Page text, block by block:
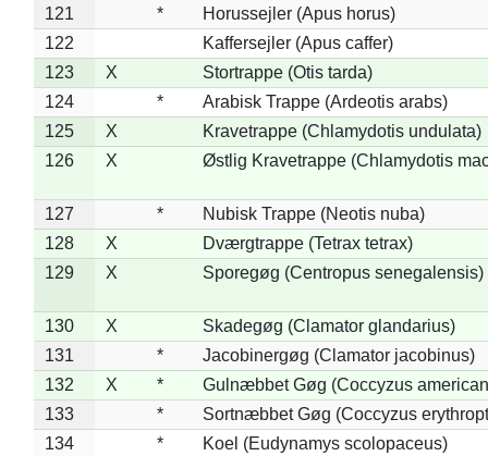
121
*
Horussejler (Apus horus)
122
Kaffersejler (Apus caffer)
123
X
Stortrappe (Otis tarda)
124
*
Arabisk Trappe (Ardeotis arabs)
125
X
Kravetrappe (Chlamydotis undulata)
126
X Østlig Kravetrappe (Chlamydotis
127 *
Nubisk Trappe (Neotis nuba)
128
X
Dværgtrappe (Tetrax tetrax)
129
X Sporegøg (Centropus senegalensis)
130 X
Skadegøg (Clamator glandarius)
131
*
Jacobinergøg (Clamator jacobinus)
132
X *
Gulnæbbet Gøg (Coccyzus
133
*
Sortnæbbet Gøg (Coccyzus
134
*
Koel (Eudynamys scolopaceus)